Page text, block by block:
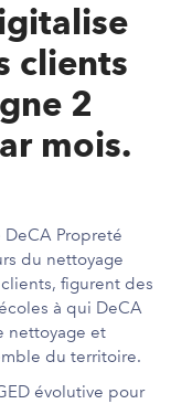
clients
2
mois.
Propreté
du nettoyage
figurent des
à qui DeCA
nettoyage et
du territoire.
évolutive pour